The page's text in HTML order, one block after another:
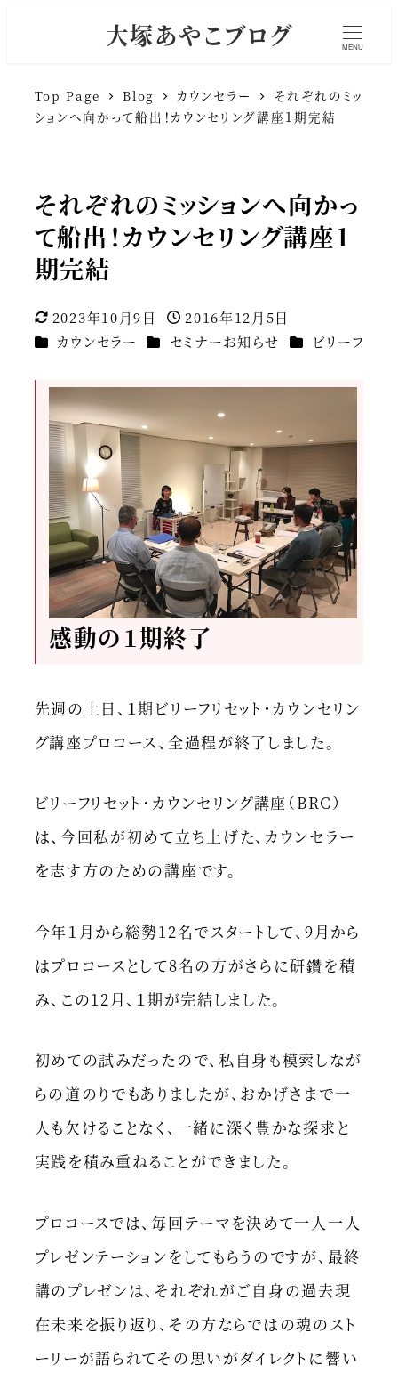
大塚あやこブログ MENU
Top Page Blog カウンセラー
それぞれのミッ
ションへ向かって船出！カウンセリング講座１期完結
それぞれのミッションへ向かっ
て船出！カウンセリング講座１
期完結
更新日
2023年10月9日
投稿日
2016年12月5日
カテゴリー
カウンセラー カテゴリー
セミナーお知らせ カテゴリー
ビリーフ
感動の１期終了
先週の土日、１期ビリーフリセット・カウンセリン
グ講座プロコース、全過程が終了しました。
ビリーフリセット・カウンセリング講座（BRC）
は、今回私が初めて立ち上げた、カウンセラー
を志す方のための講座です。
今年１月から総勢12名でスタートして、9月から
はプロコースとして8名の方がさらに研鑽を積
み、この12月、１期が完結しました。
初めての試みだったので、私自身も模索しなが
らの道のりでもありましたが、おかげさまで一
人も欠けることなく、一緒に深く豊かな探求と
実践を積み重ねることができました。
プロコースでは、毎回テーマを決めて一人一人
プレゼンテーションをしてもらうのですが、最終
講のプレゼンは、それぞれがご自身の過去現
在未来を振り返り、その方ならではの魂のスト
ーリーが語られてその思いがダイレクトに響い